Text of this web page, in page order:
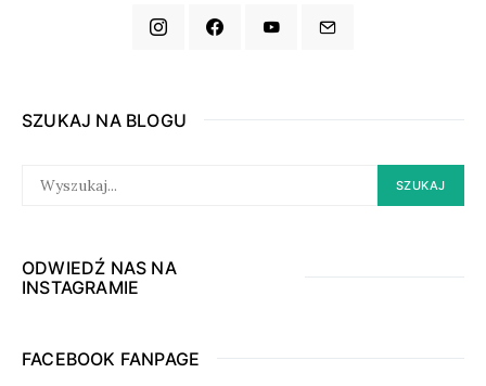
SZUKAJ NA BLOGU
FOR:
SZUKAJ
ODWIEDŹ NAS NA
INSTAGRAMIE
FACEBOOK FANPAGE